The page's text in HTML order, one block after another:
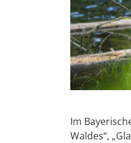
Im
Waldes“,